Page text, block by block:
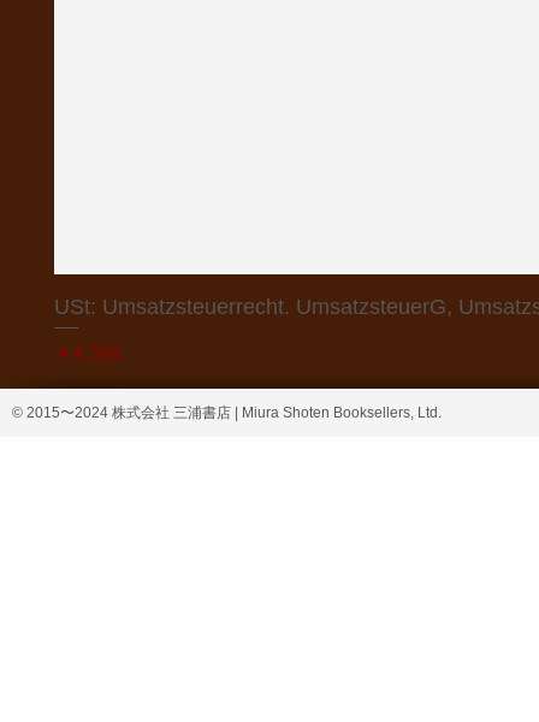
USt: Umsatzsteuerrecht. UmsatzsteuerG,
価格
￥4,368
© 2015〜2024 株式会社 三浦書店 | Miura Shoten Booksellers, Ltd.